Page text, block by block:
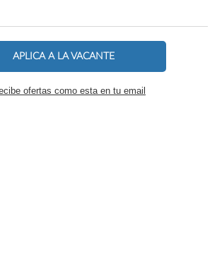
APLICA A LA VACANTE
ofertas como esta en tu email